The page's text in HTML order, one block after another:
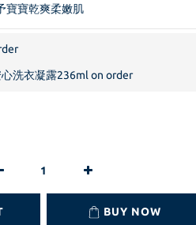
寶寶乾爽柔嫩肌
洗衣凝露236ml on order
BUY NOW